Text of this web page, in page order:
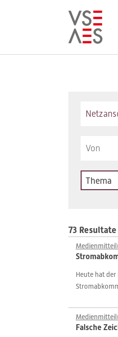
Thema
73 Resultate
Heute hat
Falsche